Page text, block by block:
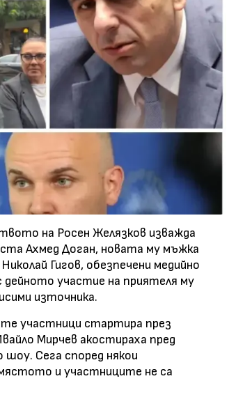
на Росен Желязков изважда
Ахмед Доган, новата му мъжка
Гигов, обезпечени медийно
участие на приятеля му
източника.
участници стартира през
Мирчев акостираха пред
шоу. Сега според някои
и участниците не са